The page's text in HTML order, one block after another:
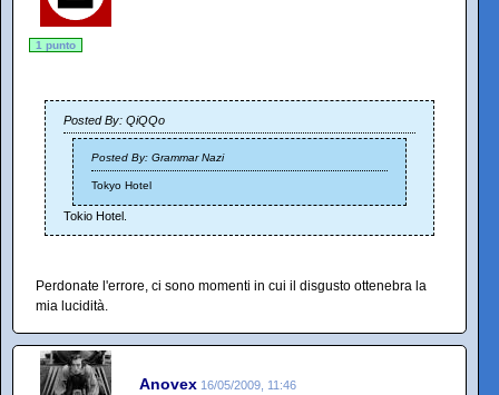
1 punto
Posted By: QiQQo
Posted By: Grammar Nazi
Tokyo Hotel
Tokio Hotel.
Perdonate l'errore, ci sono momenti in cui il disgusto ottenebra la
mia lucidità.
Anovex 16/05/2009, 11:46